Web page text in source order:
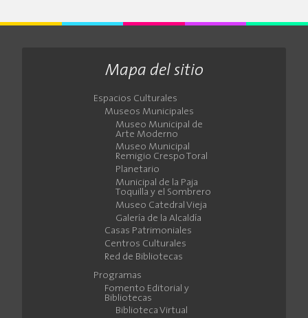
Mapa del sitio
Espacios Culturales
Museos Municipales
Museo Municipal de
Arte Moderno
Museo Municipal
Remigio Crespo Toral
Planetario
Municipal de la Paja
Toquilla y el Sombrero
Museo Catedral Vieja
Galería de la Alcaldía
Casas Patrimoniales
Centros Culturales
Red de Bibliotecas
Programas
Fomento Editorial y
Bibliotecas
Biblioteca Virtual